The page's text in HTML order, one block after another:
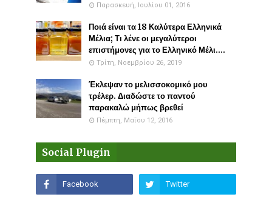
Παρασκευή, Ιουλίου 01, 2016
Ποιά είναι τα 18 Καλύτερα Ελληνικά
Μέλια; Τι λένε οι μεγαλύτεροι
επιστήμονες για το Ελληνικό Μέλι....
Τρίτη, Νοεμβρίου 26, 2019
Έκλεψαν το μελισσοκομικό μου
τρέλερ. Διαδώστε το παντού
παρακαλώ μήπως βρεθεί
Πέμπτη, Μαΐου 12, 2016
Social Plugin